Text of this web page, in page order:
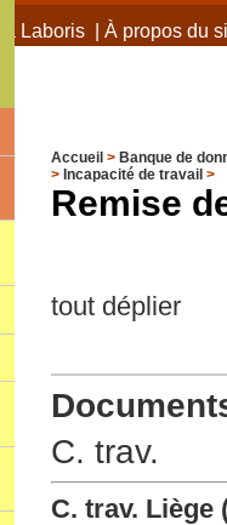
Laboris| À propos du
Accueil > Banque de
> Incapacité de travail >
Remise
tout déplier
C. trav.
C. trav. Liège